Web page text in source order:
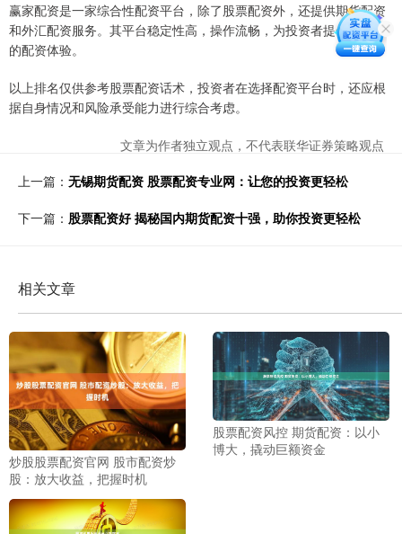
赢家配资是一家综合性配资平台，除了股票配资外，还提供期货配资
和外汇配资服务。其平台稳定性高，操作流畅，为投资者提供全方位
的配资体验。
以上排名仅供参考股票配资话术，投资者在选择配资平台时，还应根
据自身情况和风险承受能力进行综合考虑。
文章为作者独立观点，不代表联华证券策略观点
上一篇： 无锡期货配资 股票配资专业网：让您的投资更轻松
下一篇： 股票配资好 揭秘国内期货配资十强，助你投资更轻松
相关文章
炒股股票配资官网 股市配资炒
股：放大收益，把握时机
股票配资风控 期货配资：以小
博大，撬动巨额资金